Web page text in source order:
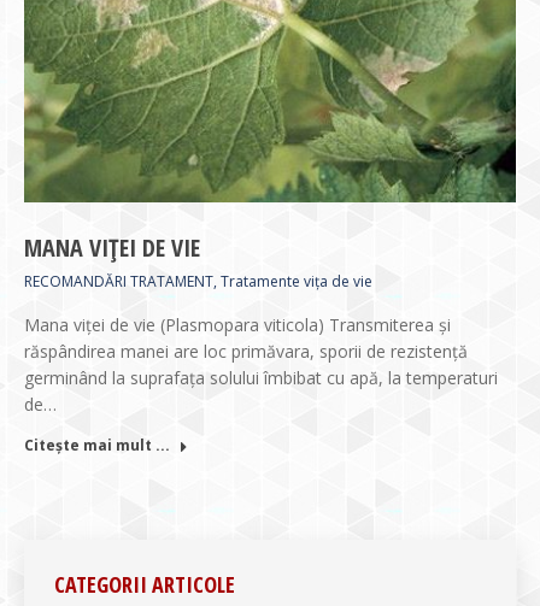
MANA VIȚEI DE VIE
RECOMANDĂRI TRATAMENT, Tratamente vița de vie
Mana viţei de vie (Plasmopara viticola) Transmiterea și
răspândirea manei are loc primăvara, sporii de rezistenţă
germinând la suprafața solului îmbibat cu apă, la temperaturi
de…
Citește mai mult ...
CATEGORII ARTICOLE